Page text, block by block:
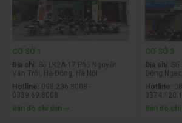
CƠ SỞ 1
Địa chỉ: Số LK2A-17 Phố Nguyễn
Văn Trỗi, Hà Đông, Hà Nội
Hotline: 098.236.8008 -
0339.69.8008
Bản đồ chỉ dẫn
CƠ SỞ 3
Địa chỉ: Số
Đông
Hotline:
Bản đồ